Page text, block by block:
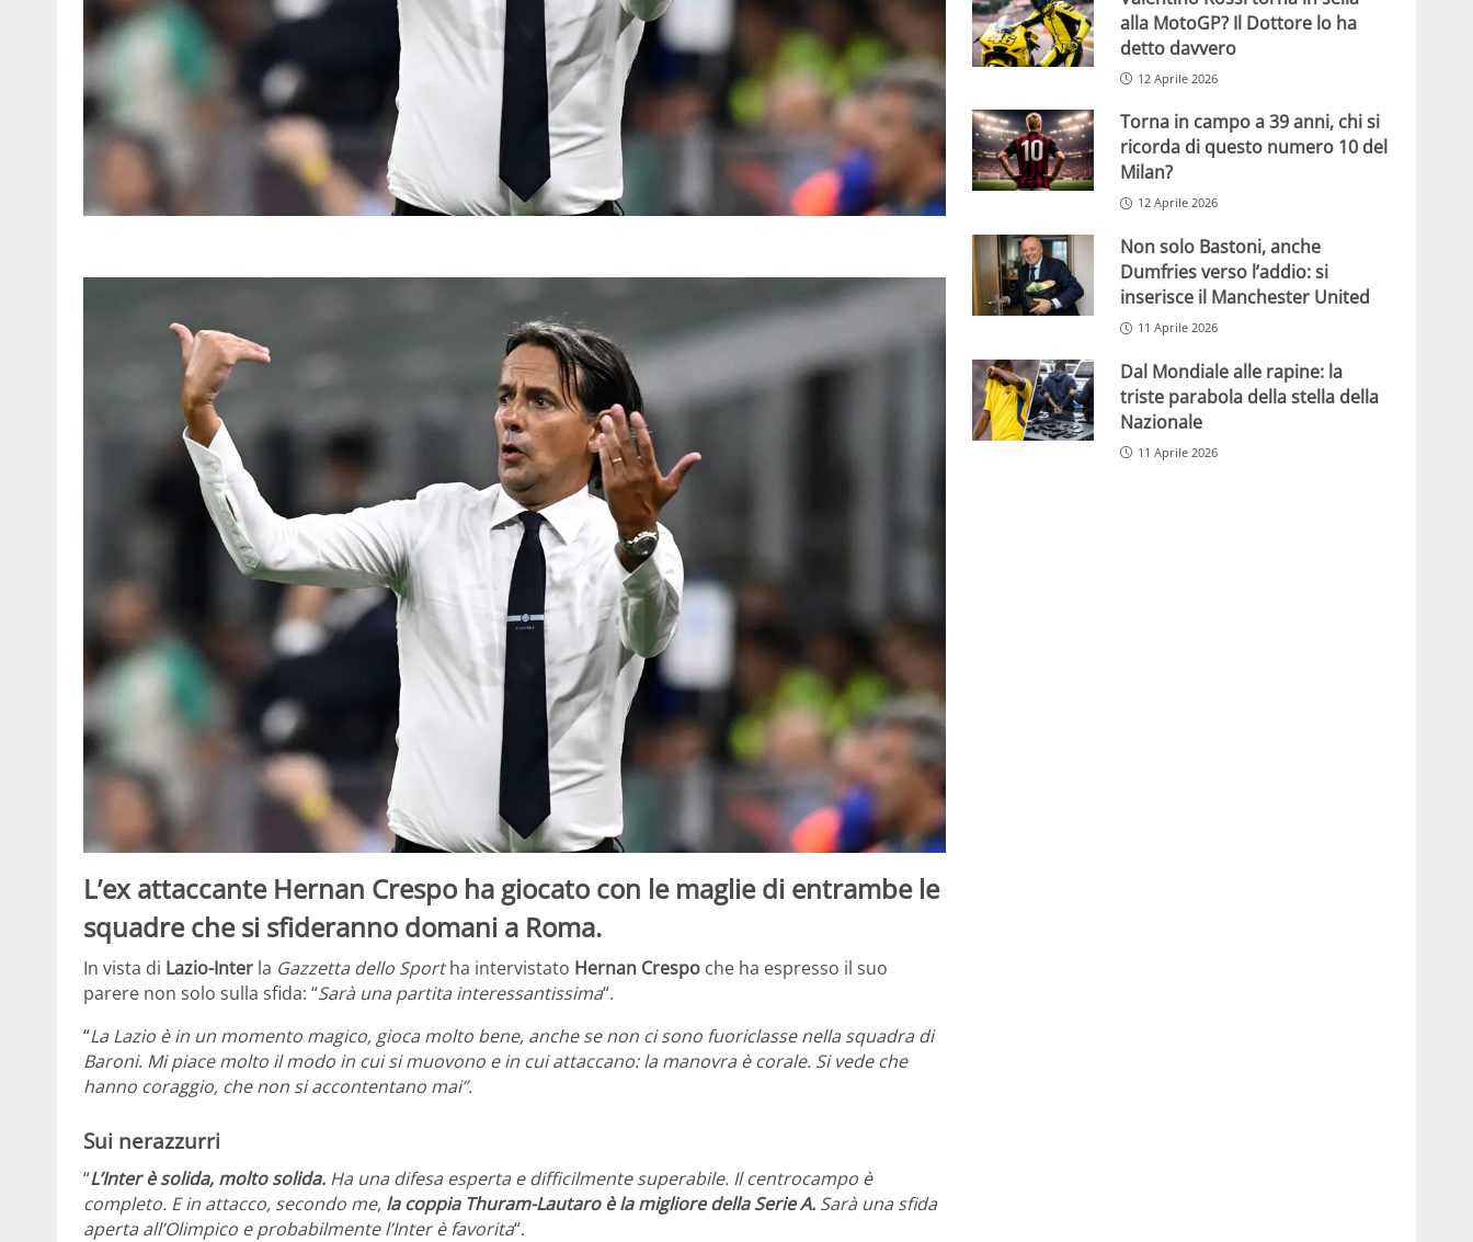
L’ex attaccante Hernan Crespo ha giocato con le maglie di entrambe le
squadre che si sfideranno domani a Roma.
In vista di Lazio-Inter la Gazzetta dello Sportha intervistato Hernan Crespo che ha espresso il suo
parere non solo sulla sfida: “Sarà una partita interessantissima“.
“La Lazio è in un momento magico, gioca molto bene, anche se non ci sono fuoriclasse nella squadra di
Baroni. Mi piace molto il modo in cui si muovono e in cui attaccano: la manovra è corale. Si vede che
hanno coraggio, che non si accontentano mai”.
Sui nerazzurri
“L’Inter è solida, molto solida. Ha una difesa esperta e difficilmente superabile. Il centrocampo è
completo. E in attacco, secondo me, la coppia Thuram-Lautaro è la migliore della Serie A. Sarà una sfida
aperta all’Olimpico e probabilmente l’Inter è favorita“.
alla MotoGP? Il Dottore lo ha
detto davvero
12 Aprile 2026
Torna in campo a 39 anni, chi si
ricorda di questo numero 10 del
Milan?
12 Aprile 2026
Non solo Bastoni, anche
Dumfries verso l’addio: si
inserisce il Manchester United
11 Aprile 2026
Dal Mondiale alle rapine: la
triste parabola della stella della
Nazionale
11 Aprile 2026